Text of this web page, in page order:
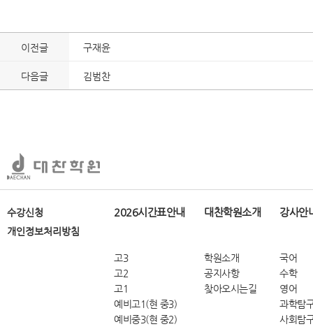
이전글 구재윤
다음글 김범찬
수강신청
개인정보처리방침
2026시간표안내
고3
고2
고1
예비고1(현 중3)
예비중3(현 중2)
대찬학원소개
학원소개
공지사항
찾아오시는길
강사안
국어
수학
영어
과학탐
사회탐